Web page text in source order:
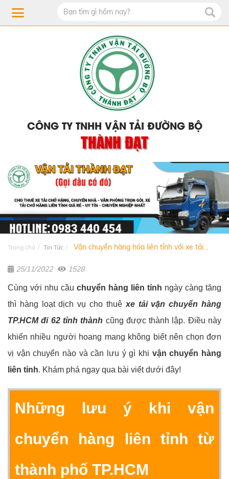
CÔNG TY TNHH VẬN TẢI ĐƯỜNG BỘ
THÀNH ĐẠT
Trang chủ Tin Tức Vận chuyển hàng hóa liên tỉnh với xe tải...
25/11/2022 1528
Cùng với nhu cầu chuyển hàng liên tỉnh ngày càng tăng
thì hàng loạt dịch vụ cho thuê xe tải vận chuyển hàng
TP.HCM đi 62 tỉnh thành cũng được thành lập. Điều này
khiến nhiều người hoang mang không biết nên chọn đơn
vị vận chuyển nào và cần lưu ý gì khi vận chuyển hàng
liên tỉnh. Khám phá ngay qua bài viết dưới đây!
Những lưu ý khi vận
chuyển hàng liên tỉnh từ
thành phố TP.HCM